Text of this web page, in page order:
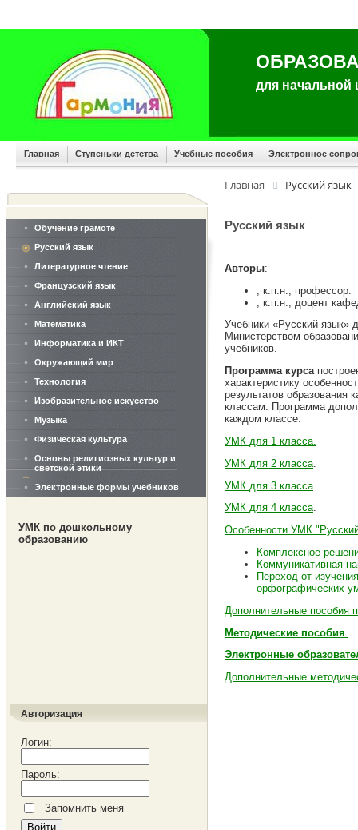
для
Главная Ступеньки детства Учебные пособия Электронное
Обучение грамоте
Русский язык
Литературное чтение
Французский язык
Английский язык
Математика
Информатика и ИКТ
Окружающий мир
Технология
Изобразительное искусство
Музыка
Физическая культура
Основы религиозных культур и
светской этики
Электронные формы учебников
УМК по дошкольному
образованию
Авторизация
Логин:
Пароль:
Запомнить меня
Главная Русский язык
Русский язык
Авторы:
, к.п.н., профессор.
, к.п.н., доцент
Учебники «Русский язык»
Министерством
учебников.
Программа курса
характеристику
результатов образования
классам. Программа
каждом классе.
УМК для 1 класса.
УМК для 2 класса
УМК для 3 класса
УМК для 4 класса.
Особенности УМК
Комплексное
Коммуникативная
Переход от
орфографических
Дополнительные пособия
Методические пособия
Электронные
Дополнительные